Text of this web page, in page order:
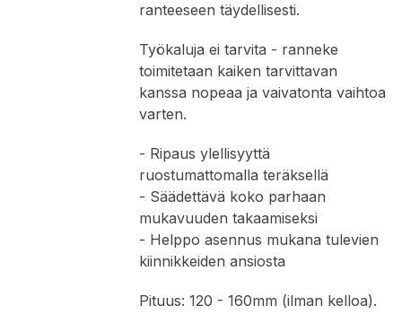
ranteeseen täydellisesti.
Työkaluja ei tarvita - ranneke
toimitetaan kaiken tarvittavan
kanssa nopeaa ja vaivatonta vaihtoa
varten.
- Ripaus ylellisyyttä
ruostumattomalla teräksellä
- Säädettävä koko parhaan
mukavuuden takaamiseksi
- Helppo asennus mukana tulevien
kiinnikkeiden ansiosta
Pituus: 120 - 160mm (ilman kelloa).